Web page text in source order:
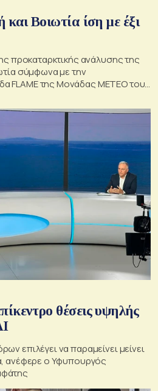
Βοιωτία ίση με έξι
προκαταρκτικής ανάλυσης της
σύμφωνα με την
FLAME της Μονάδας ΜΕΤΕΟ του
θέσεις υψηλής
επιλέγει να παραμείνει μείνει
ανέφερε ο Υφυπουργός